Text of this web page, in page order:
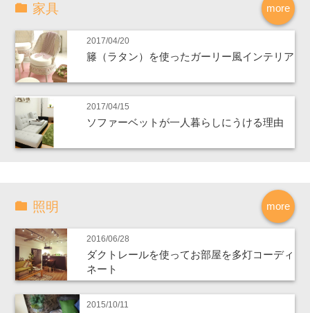
more
家具
2017/04/20
籐（ラタン）を使ったガーリー風インテリア
2017/04/15
ソファーベットが一人暮らしにうける理由
more
照明
2016/06/28
ダクトレールを使ってお部屋を多灯コーディ
ネート
2015/10/11